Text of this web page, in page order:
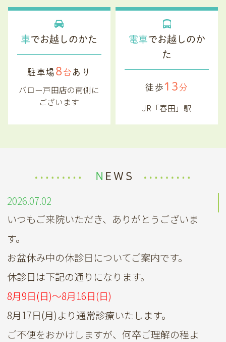
車でお越しのかた
駐車場 8台 あり
バロー戸田店の南側に
ございます
電車でお越しのか
た
徒歩 13 分
JR「春田」駅
NEWS
2026.07.02
いつもご来院いただき、ありがとうございま
す。
お盆休み中の休診日についてご案内です。
休診日は下記の通りになります。
8月9日(日)～8月16日(日)
8月17日(月)より通常診療いたします。
ご不便をおかけしますが、何卒ご理解の程よ